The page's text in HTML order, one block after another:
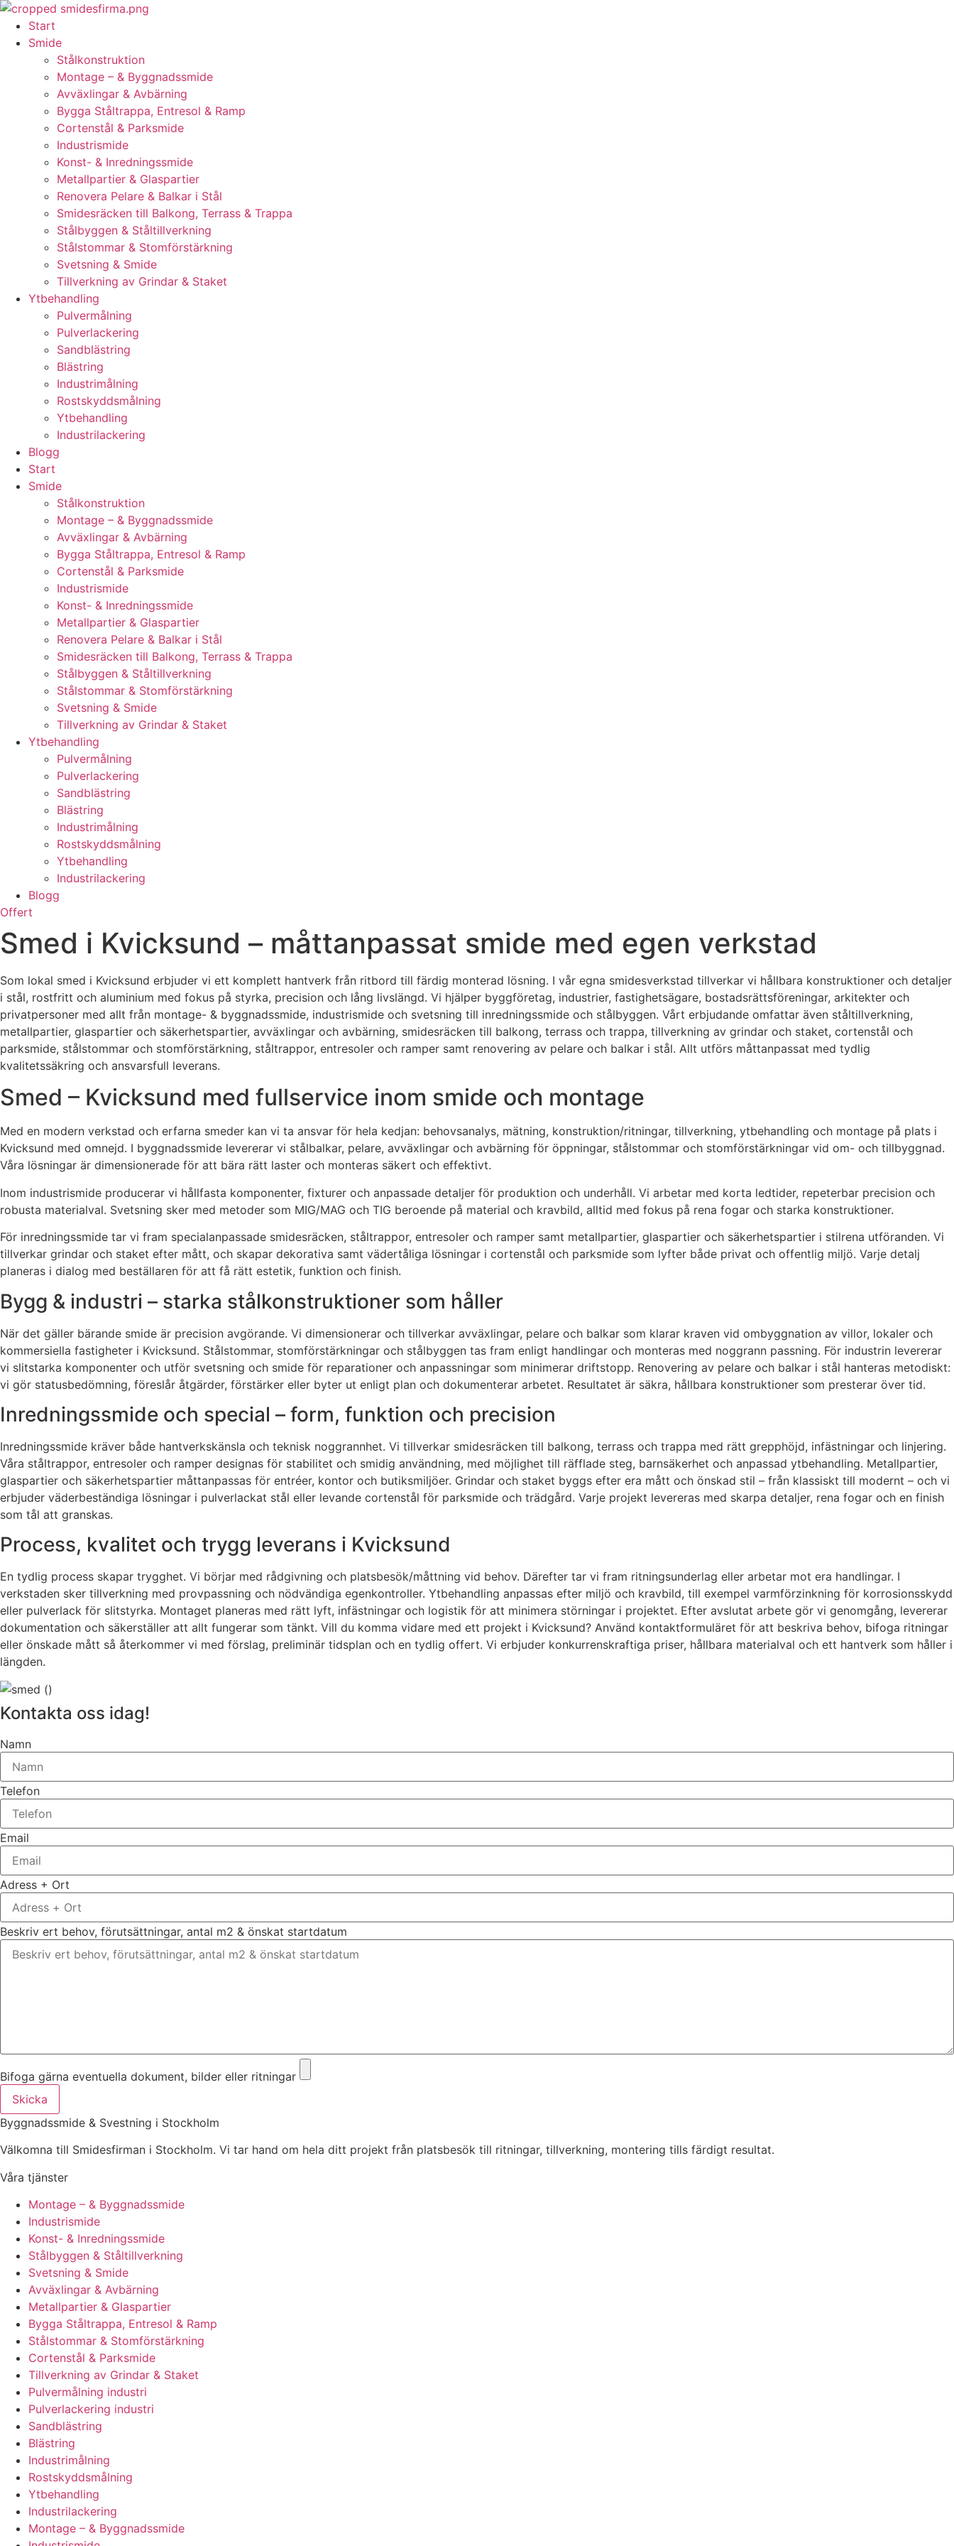
Skip
content
Start
Smide
Stålkonstruktion
Montage – & Byggnadssmide
Avväxlingar & Avbärning
Bygga Ståltrappa, Entresol & Ramp
Cortenstål & Parksmide
Industrismide
Konst- & Inredningssmide
Metallpartier & Glaspartier
Renovera Pelare & Balkar i Stål
Smidesräcken till Balkong, Terrass & Trappa
Stålbyggen & Ståltillverkning
Stålstommar & Stomförstärkning
Svetsning & Smide
Tillverkning av Grindar & Staket
Ytbehandling
Pulvermålning
Pulverlackering
Sandblästring
Blästring
Industrimålning
Rostskyddsmålning
Ytbehandling
Industrilackering
Blogg
Start
Smide
Stålkonstruktion
Montage – & Byggnadssmide
Avväxlingar & Avbärning
Bygga Ståltrappa, Entresol & Ramp
Cortenstål & Parksmide
Industrismide
Konst- & Inredningssmide
Metallpartier & Glaspartier
Renovera Pelare & Balkar i Stål
Smidesräcken till Balkong, Terrass & Trappa
Stålbyggen & Ståltillverkning
Stålstommar & Stomförstärkning
Svetsning & Smide
Tillverkning av Grindar & Staket
Ytbehandling
Pulvermålning
Pulverlackering
Sandblästring
Blästring
Industrimålning
Rostskyddsmålning
Ytbehandling
Industrilackering
Blogg
Offert
Smed i Kvicksund – måttanpassat smide med egen verkstad
Som lokal smed i Kvicksund erbjuder vi ett komplett hantverk från ritbord till färdig monterad lösning. I vår egna smidesverkstad tillverkar vi hållbara konstruktioner och detaljer
i stål, rostfritt och aluminium med fokus på styrka, precision och lång livslängd. Vi hjälper byggföretag, industrier, fastighetsägare, bostadsrättsföreningar, arkitekter och
privatpersoner med allt från montage- & byggnadssmide, industrismide och svetsning till inredningssmide och stålbyggen. Vårt erbjudande omfattar även ståltillverkning,
metallpartier, glaspartier och säkerhetspartier, avväxlingar och avbärning, smidesräcken till balkong, terrass och trappa, tillverkning av grindar och staket, cortenstål och
parksmide, stålstommar och stomförstärkning, ståltrappor, entresoler och ramper samt renovering av pelare och balkar i stål. Allt utförs måttanpassat med tydlig
kvalitetssäkring och ansvarsfull leverans.
Smed – Kvicksund med fullservice inom smide och montage
Med en modern verkstad och erfarna smeder kan vi ta ansvar för hela kedjan: behovsanalys, mätning, konstruktion/ritningar, tillverkning, ytbehandling och montage på plats i
Kvicksund med omnejd. I byggnadssmide levererar vi stålbalkar, pelare, avväxlingar och avbärning för öppningar, stålstommar och stomförstärkningar vid om- och tillbyggnad.
Våra lösningar är dimensionerade för att bära rätt laster och monteras säkert och effektivt.
Inom industrismide producerar vi hållfasta komponenter, fixturer och anpassade detaljer för produktion och underhåll. Vi arbetar med korta ledtider, repeterbar precision och
robusta materialval. Svetsning sker med metoder som MIG/MAG och TIG beroende på material och kravbild, alltid med fokus på rena fogar och starka konstruktioner.
För inredningssmide tar vi fram specialanpassade smidesräcken, ståltrappor, entresoler och ramper samt metallpartier, glaspartier och säkerhetspartier i stilrena utföranden. Vi
tillverkar grindar och staket efter mått, och skapar dekorativa samt vädertåliga lösningar i cortenstål och parksmide som lyfter både privat och offentlig miljö. Varje detalj
planeras i dialog med beställaren för att få rätt estetik, funktion och finish.
Bygg & industri – starka stålkonstruktioner som håller
När det gäller bärande smide är precision avgörande. Vi dimensionerar och tillverkar avväxlingar, pelare och balkar som klarar kraven vid ombyggnation av villor, lokaler och
kommersiella fastigheter i Kvicksund. Stålstommar, stomförstärkningar och stålbyggen tas fram enligt handlingar och monteras med noggrann passning. För industrin levererar
vi slitstarka komponenter och utför svetsning och smide för reparationer och anpassningar som minimerar driftstopp. Renovering av pelare och balkar i stål hanteras metodiskt:
vi gör statusbedömning, föreslår åtgärder, förstärker eller byter ut enligt plan och dokumenterar arbetet. Resultatet är säkra, hållbara konstruktioner som presterar över tid.
Inredningssmide och special – form, funktion och precision
Inredningssmide kräver både hantverkskänsla och teknisk noggrannhet. Vi tillverkar smidesräcken till balkong, terrass och trappa med rätt grepphöjd, infästningar och linjering.
Våra ståltrappor, entresoler och ramper designas för stabilitet och smidig användning, med möjlighet till räfflade steg, barnsäkerhet och anpassad ytbehandling. Metallpartier,
glaspartier och säkerhetspartier måttanpassas för entréer, kontor och butiksmiljöer. Grindar och staket byggs efter era mått och önskad stil – från klassiskt till modernt – och vi
erbjuder väderbeständiga lösningar i pulverlackat stål eller levande cortenstål för parksmide och trädgård. Varje projekt levereras med skarpa detaljer, rena fogar och en finish
som tål att granskas.
Process, kvalitet och trygg leverans i Kvicksund
En tydlig process skapar trygghet. Vi börjar med rådgivning och platsbesök/måttning vid behov. Därefter tar vi fram ritningsunderlag eller arbetar mot era handlingar. I
verkstaden sker tillverkning med provpassning och nödvändiga egenkontroller. Ytbehandling anpassas efter miljö och kravbild, till exempel varmförzinkning för korrosionsskydd
eller pulverlack för slitstyrka. Montaget planeras med rätt lyft, infästningar och logistik för att minimera störningar i projektet. Efter avslutat arbete gör vi genomgång, levererar
dokumentation och säkerställer att allt fungerar som tänkt. Vill du komma vidare med ett projekt i Kvicksund? Använd kontaktformuläret för att beskriva behov, bifoga ritningar
eller önskade mått så återkommer vi med förslag, preliminär tidsplan och en tydlig offert. Vi erbjuder konkurrenskraftiga priser, hållbara materialval och ett hantverk som håller i
längden.
Kontakta oss idag!
Namn
Telefon
Email
Adress + Ort
Beskriv ert behov, förutsättningar, antal m2 & önskat startdatum
Bifoga gärna eventuella dokument, bilder eller ritningar
Skicka
Byggnadssmide & Svestning i Stockholm
Välkomna till Smidesfirman i Stockholm. Vi tar hand om hela ditt projekt från platsbesök till ritningar, tillverkning, montering tills färdigt resultat.
Våra tjänster
Montage – & Byggnadssmide
Industrismide
Konst- & Inredningssmide
Stålbyggen & Ståltillverkning
Svetsning & Smide
Avväxlingar & Avbärning
Metallpartier & Glaspartier
Bygga Ståltrappa, Entresol & Ramp
Stålstommar & Stomförstärkning
Cortenstål & Parksmide
Tillverkning av Grindar & Staket
Pulvermålning industri
Pulverlackering industri
Sandblästring
Blästring
Industrimålning
Rostskyddsmålning
Ytbehandling
Industrilackering
Montage – & Byggnadssmide